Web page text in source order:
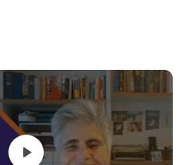
digitais da internet.
de construir sua marca
tornar, ou já é, um escritor